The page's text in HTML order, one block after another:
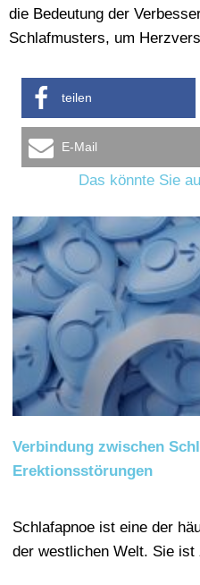
die Bedeutung der
Schlafmusters, um
teilen
E-Mail
Das könnte Sie
Verbindung zwischen
Erektionsstörungen
Schlafapnoe ist eine der
der westlichen Welt. Sie